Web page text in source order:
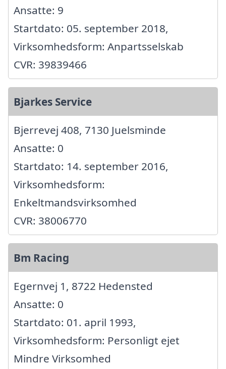
Ansatte: 9
Startdato: 05. september 2018,
Virksomhedsform: Anpartsselskab
CVR: 39839466
Bjarkes Service
Bjerrevej 408, 7130 Juelsminde
Ansatte: 0
Startdato: 14. september 2016,
Virksomhedsform:
Enkeltmandsvirksomhed
CVR: 38006770
Bm Racing
Egernvej 1, 8722 Hedensted
Ansatte: 0
Startdato: 01. april 1993,
Virksomhedsform: Personligt ejet
Mindre Virksomhed